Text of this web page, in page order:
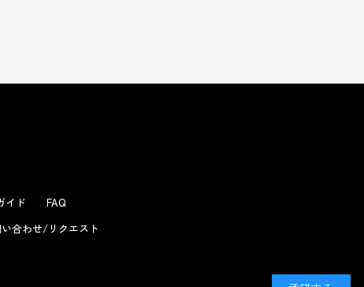
イド
FAQ
い合わせ/リクエスト